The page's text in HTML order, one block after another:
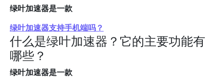
绿叶加速器是一款
绿叶加速器支持手机端吗？
什么是绿叶加速器？它的主要功能有
哪些？
绿叶加速器是一款